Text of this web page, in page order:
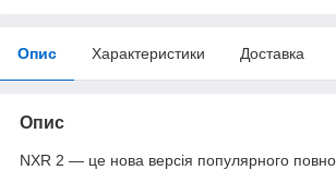
Опис Характеристики Доставка
Опис
NXR 2 — це нова версія популярного